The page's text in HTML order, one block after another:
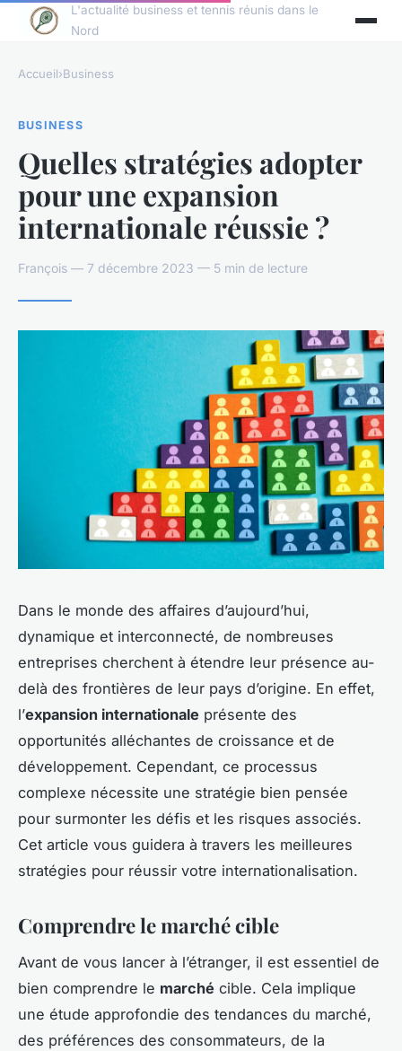
L'actualité business et tennis réunis dans le
Nord
Accueil›Business
BUSINESS
Quelles stratégies adopter
pour une expansion
internationale réussie ?
François — 7 décembre 2023 — 5 min de lecture
Dans le monde des affaires d’aujourd’hui,
dynamique et interconnecté, de nombreuses
entreprises cherchent à étendre leur présence au-
delà des frontières de leur pays d’origine. En effet,
l’expansion internationale présente des
opportunités alléchantes de croissance et de
développement. Cependant, ce processus
complexe nécessite une stratégie bien pensée
pour surmonter les défis et les risques associés.
Cet article vous guidera à travers les meilleures
stratégies pour réussir votre internationalisation.
Comprendre le marché cible
Avant de vous lancer à l’étranger, il est essentiel de
bien comprendre le marché cible. Cela implique
une étude approfondie des tendances du marché,
des préférences des consommateurs, de la